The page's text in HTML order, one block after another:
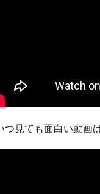
つ見ても面白い動画